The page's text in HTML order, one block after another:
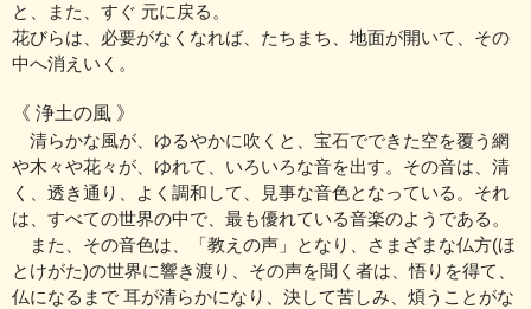
と、また、すぐ 元に戻る。
花びらは、必要がなくなれば、たちまち、地面が開いて、その
中へ消えいく。
《 浄土の風 》
清らかな風が、ゆるやかに吹くと、宝石でできた空を覆う網
や木々や花々が、ゆれて、いろいろな音を出す。その音は、清
く、透き通り、よく調和して、見事な音色となっている。それ
は、すべての世界の中で、最も優れている音楽のようである。
また、その音色は、「教えの声」となり、さまざまな仏方(ほ
とけがた)の世界に響き渡り、その声を聞く者は、悟りを得て、
仏になるまで 耳が清らかになり、決して苦しみ、煩うことがな